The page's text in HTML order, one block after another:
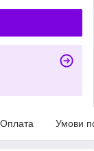
Оплата Умови